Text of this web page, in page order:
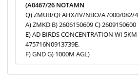
(A0467/26 NOTAMN
Q) ZMUB/QFAHX/IV/NBO/A /000/082/
A) ZMKD B) 2606150609 C) 2609150600
E) AD BIRDS CONCENTRATION WI 5KM
475716N0913739E.
F) GND G) 1000M AGL)